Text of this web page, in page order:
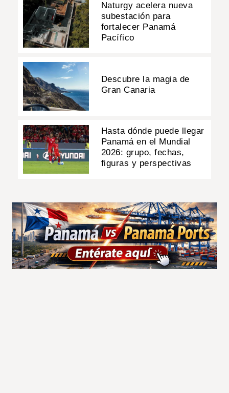
Naturgy acelera nueva
subestación para
fortalecer Panamá
Pacífico
Descubre la magia de
Gran Canaria
Hasta dónde puede llegar
Panamá en el Mundial
2026: grupo, fechas,
figuras y perspectivas